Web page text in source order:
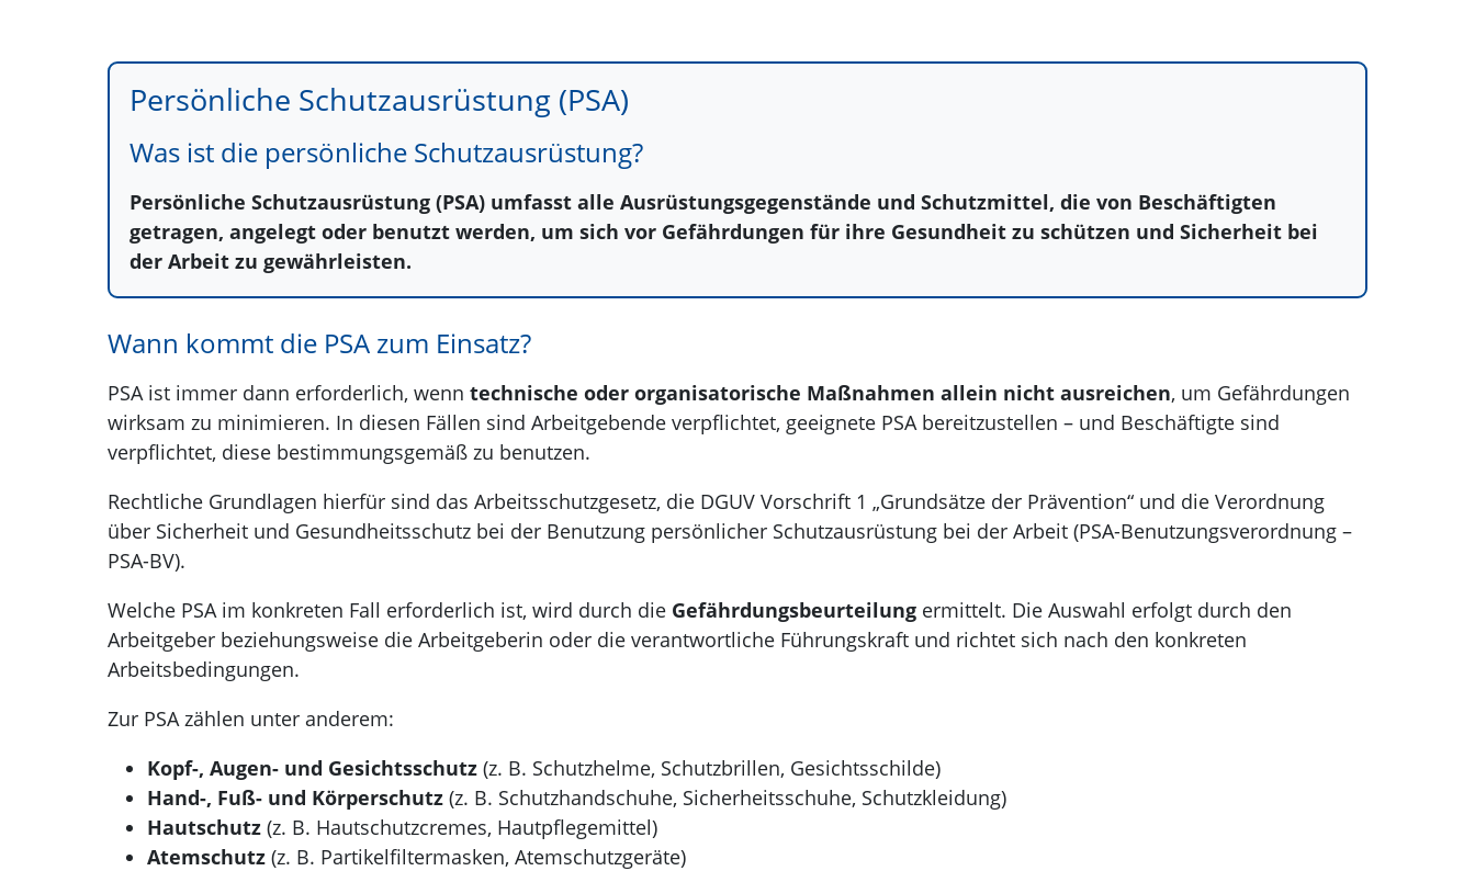
Persönliche Schutzausrüstung (PSA)
Was ist die persönliche Schutzausrüstung?
Persönliche Schutzausrüstung (PSA) umfasst alle Ausrüstungsgegenstände und Schutzmittel, die von Beschäftigten
getragen, angelegt oder benutzt werden, um sich vor Gefährdungen für ihre Gesundheit zu schützen und Sicherheit bei
der Arbeit zu gewährleisten.
Wann kommt die PSA zum Einsatz?
PSA ist immer dann erforderlich, wenn technische oder organisatorische Maßnahmen allein nicht ausreichen, um Gefährdungen
wirksam zu minimieren. In diesen Fällen sind Arbeitgebende verpflichtet, geeignete PSA bereitzustellen – und Beschäftigte sind
verpflichtet, diese bestimmungsgemäß zu benutzen.
Rechtliche Grundlagen hierfür sind das Arbeitsschutzgesetz, die DGUV Vorschrift 1 „Grundsätze der Prävention“ und die Verordnung
über Sicherheit und Gesundheitsschutz bei der Benutzung persönlicher Schutzausrüstung bei der Arbeit (PSA-Benutzungsverordnung –
PSA-BV).
Welche PSA im konkreten Fall erforderlich ist, wird durch die Gefährdungsbeurteilung ermittelt. Die Auswahl erfolgt durch den
Arbeitgeber beziehungsweise die Arbeitgeberin oder die verantwortliche Führungskraft und richtet sich nach den konkreten
Arbeitsbedingungen.
Zur PSA zählen unter anderem:
Kopf-, Augen- und Gesichtsschutz (z. B. Schutzhelme, Schutzbrillen, Gesichtsschilde)
Hand-, Fuß- und Körperschutz (z. B. Schutzhandschuhe, Sicherheitsschuhe, Schutzkleidung)
Hautschutz (z. B. Hautschutzcremes, Hautpflegemittel)
Atemschutz (z. B. Partikelfiltermasken, Atemschutzgeräte)